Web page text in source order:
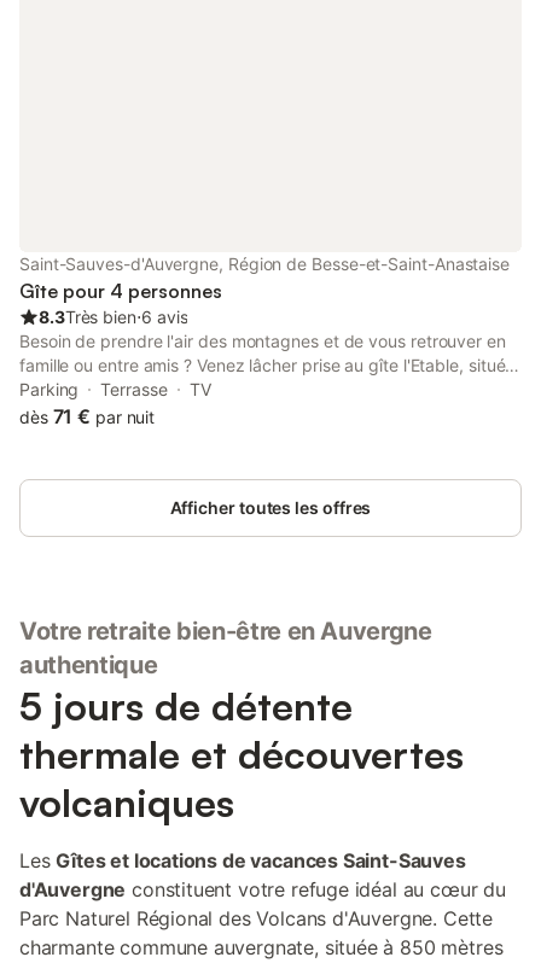
Saint-Sauves-d'Auvergne, Région de Besse-et-Saint-Anastaise
Gîte pour 4 personnes
8.3Très bien⋅6 avis
Besoin de prendre l'air des montagnes et de vous retrouver en
famille ou entre amis ? Venez lâcher prise au gîte l'Etable, situé
dans un lieu-dit calme, au cœur du Massif du Sancy. Vous serez
séduits par cette maison indépendante avec son joli terrain
satisferont petits et grands. Randonnées, VTT, via ferrata pour
les plus sportifs. La Bourboule et le Mont Dore pour les activités
: piscine, parc Fenestre, accrobranches, luge d'été, tyrolienne.
apprécierez le jardin, de vous relaxer sur les transats ou de
préparer un bon barbecue à déguster en famille. Au rez-de-
chaussée de la maison : grande pièce de vie avec cuisine
intégrée, salon et salle à manger. 3 marches donnent ensuite
accès au couloir qui dessert un WC, une salle d'eau et deux
chambres. Une chambre avec un lit 140 et une chambre avec
deux lits 90. Les chambres ont été rénovées en 2023 ! Le
chauffage est électrique et il est facturé selon consommation. 1
seul chien autorisé maximum
Parking Terrasse
TV
dès 71 € par nuit
Afficher toutes les offres
Votre retraite bien-être en Auvergne
authentique
5 jours de détente
thermale et découvertes
volcaniques
LesGîtes et locations de vacances Saint-Sauves
d'Auvergne constituent votre refuge idéal au cœur du
Parc Naturel Régional des Volcans d'Auvergne. Cette
charmante commune auvergnate, située à 850 mètres